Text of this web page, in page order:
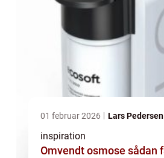
01 februar 2026 Lars Pedersen
inspiration
Omvendt osmose sådan får du helt